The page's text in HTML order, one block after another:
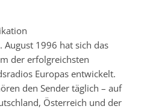
August 1996 hat sich das
der erfolgreichsten
Europas entwickelt.
den Sender täglich – auf
Österreich und der